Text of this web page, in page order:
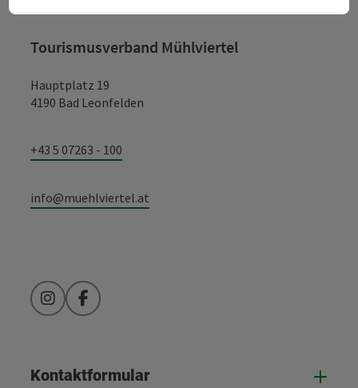
Tourismusverband Mühlviertel
Hauptplatz 19
4190 Bad Leonfelden
+43 5 07263 - 100
info@muehlviertel.at
InstagramFacebook
Kontaktformular